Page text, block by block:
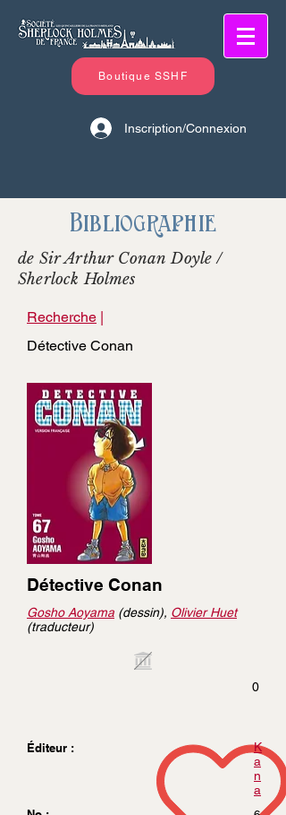
Boutique SSHF
Inscription/Connexion
Bibliographie
de Sir Arthur Conan Doyle /
Sherlock Holmes
Recherche |
Détective Conan
Détective Conan
Gosho Aoyama (dessin), Olivier Huet
(traducteur)
0
Éditeur :
K
a
n
a